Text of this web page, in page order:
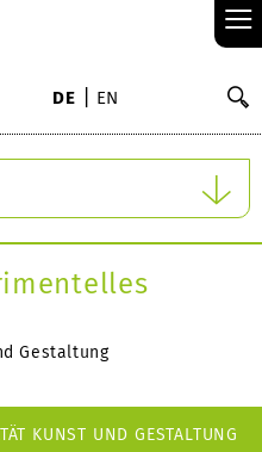
≡
DE EN
Gestaltung
KUNST UND GESTALTUNG